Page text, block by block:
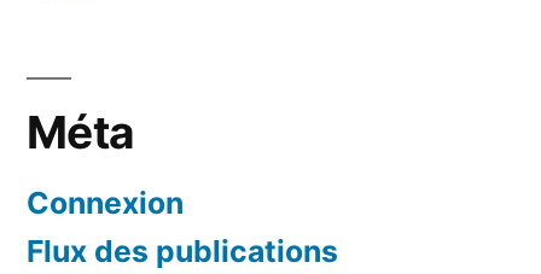
Méta
Connexion
Flux des publications